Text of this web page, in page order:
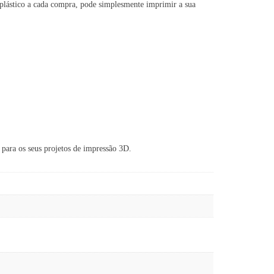
a cada compra, pode simplesmente imprimir a sua
os seus projetos de impressão 3D.